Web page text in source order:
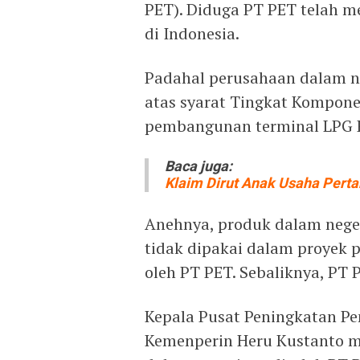
PET). Diduga PT PET telah
di Indonesia.
Padahal perusahaan dalam
atas syarat Tingkat
pembangunan terminal LPG
Baca juga:
Klaim Dirut Anak Usaha
Anehnya, produk dalam
tidak dipakai dalam proyek
oleh PT PET. Sebaliknya,
Kepala Pusat Peningkatan
Kemenperin Heru Kustanto